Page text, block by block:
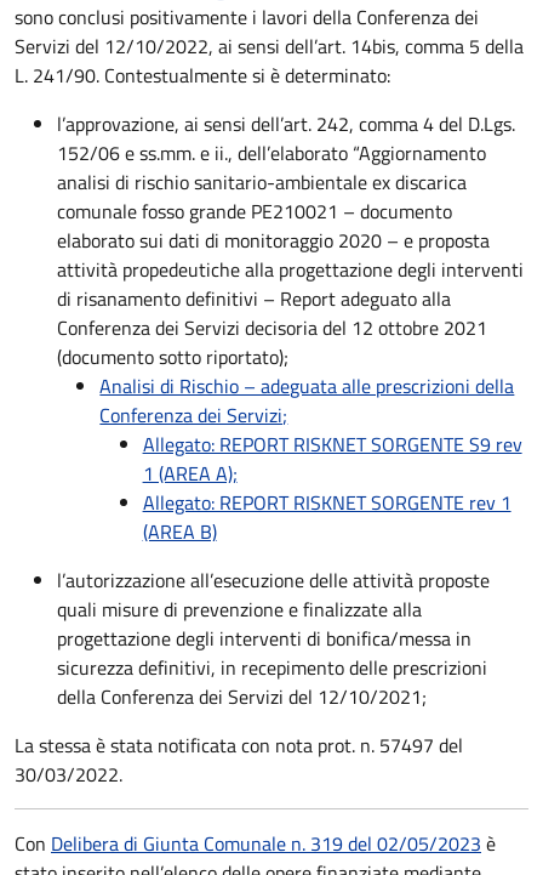
sono conclusi positivamente i lavori della Conferenza dei
Servizi del 12/10/2022, ai sensi dell’art. 14bis, comma 5 della
L. 241/90. Contestualmente si è determinato:
l’approvazione, ai sensi dell’art. 242, comma 4 del D.Lgs.
152/06 e ss.mm. e ii., dell’elaborato “Aggiornamento
analisi di rischio sanitario-ambientale ex discarica
comunale fosso grande PE210021 – documento
elaborato sui dati di monitoraggio 2020 – e proposta
attività propedeutiche alla progettazione degli interventi
di risanamento definitivi – Report adeguato alla
Conferenza dei Servizi decisoria del 12 ottobre 2021
(documento sotto riportato);
Analisi di Rischio – adeguata alle prescrizioni della
Conferenza dei Servizi;
Allegato: REPORT RISKNET SORGENTE S9 rev
1 (AREA A);
Allegato: REPORT RISKNET SORGENTE rev 1
(AREA B)
l’autorizzazione all’esecuzione delle attività proposte
quali misure di prevenzione e finalizzate alla
progettazione degli interventi di bonifica/messa in
sicurezza definitivi, in recepimento delle prescrizioni
della Conferenza dei Servizi del 12/10/2021;
La stessa è stata notificata con nota prot. n. 57497 del
30/03/2022.
Con Delibera di Giunta Comunale n. 319 del 02/05/2023 è